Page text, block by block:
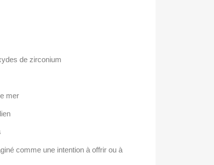
de zirconium
mer
comme une intention à offrir ou à